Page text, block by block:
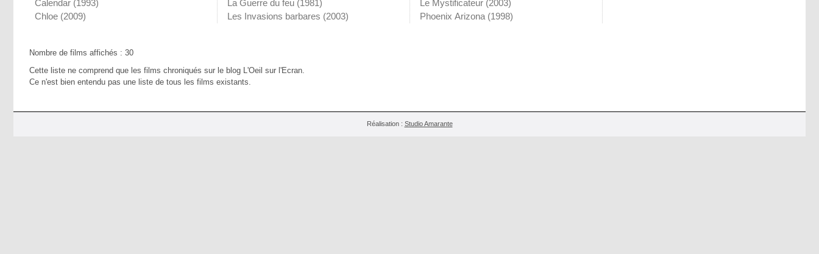
Calendar (1993)
Chloe (2009)
La Guerre du feu (1981)
Les Invasions barbares (2003)
Le Mystificateur (2003)
Phoenix Arizona (1998)
Nombre de films affichés : 30
Cette liste ne comprend que les films chroniqués sur le blog L'Oeil sur l'Ecran.
Ce n'est bien entendu pas une liste de tous les films existants.
Réalisation : Studio Amarante